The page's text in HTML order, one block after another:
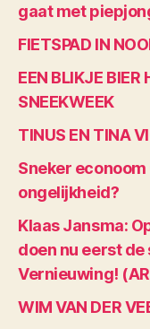
gaat met
FIETSPAD IN
EEN BLIKJE
SNEEKWEEK
TINUS EN TINA
Sneker
ongelijkheid?
Klaas Jansma:
doen nu eerst de
Vernieuwing!
WIM VAN DER